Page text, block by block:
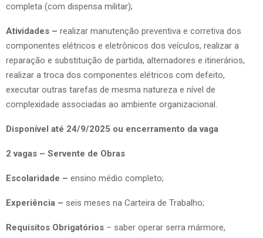
completa (com dispensa militar);
Atividades – realizar manutenção preventiva e corretiva dos
componentes elétricos e eletrônicos dos veículos, realizar a
reparação e substituição de partida, alternadores e itinerários,
realizar a troca dos componentes elétricos com defeito,
executar outras tarefas de mesma natureza e nível de
complexidade associadas ao ambiente organizacional.
Disponível até 24/9/2025 ou encerramento da vaga
2 vagas – Servente de Obras
Escolaridade – ensino médio completo;
Experiência – seis meses na Carteira de Trabalho;
Requisitos Obrigatórios – saber operar serra mármore,